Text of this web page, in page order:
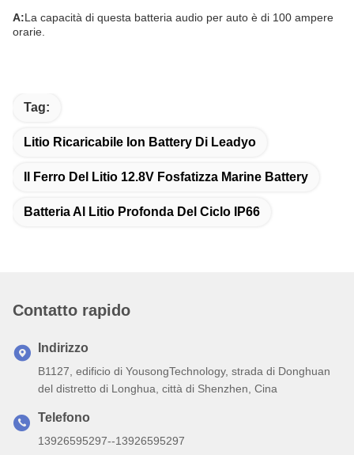
A:La capacità di questa batteria audio per auto è di 100 ampere
orarie.
Tag:
Litio Ricaricabile Ion Battery Di Leadyo
Il Ferro Del Litio 12.8V Fosfatizza Marine Battery
Batteria Al Litio Profonda Del Ciclo IP66
Contatto rapido
Indirizzo
B1127, edificio di YousongTechnology, strada di Donghuan
del distretto di Longhua, città di Shenzhen, Cina
Telefono
13926595297--13926595297